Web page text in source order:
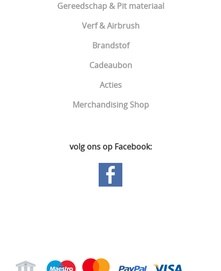
Gereedschap & Pit materiaal
Verf & Airbrush
Brandstof
Cadeaubon
Acties
Merchandising Shop
volg ons op Facebook: